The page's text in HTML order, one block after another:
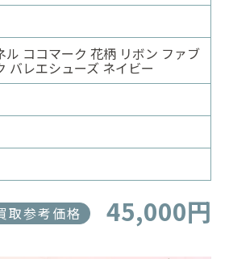
ル ココマーク 花柄 リボン ファブ
バレエシューズ ネイビー
取参考価格 45,000円